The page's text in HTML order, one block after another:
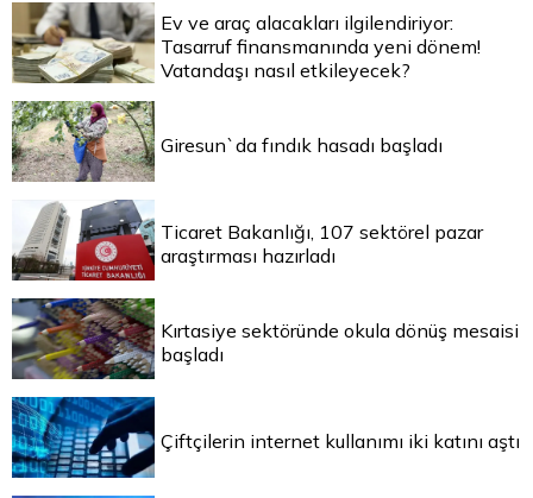
Ev ve araç alacakları ilgilendiriyor:
Tasarruf finansmanında yeni dönem!
Vatandaşı nasıl etkileyecek?
Giresun`da fındık hasadı başladı
Ticaret Bakanlığı, 107 sektörel pazar
araştırması hazırladı
Kırtasiye sektöründe okula dönüş mesaisi
başladı
Çiftçilerin internet kullanımı iki katını aştı